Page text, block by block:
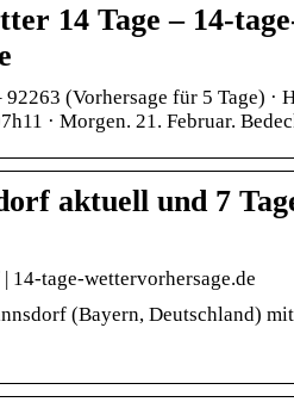
14 Tage – 14-
(Vorhersage für 5 Tage) ·
· Morgen. 21. Februar.
aktuell und 7
14-tage-wettervorhersage.de
(Bayern, Deutschland)